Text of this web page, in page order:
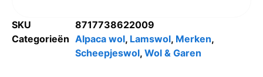
SKU
8717738622009
Categorieën Alpaca wol, Lamswol, Merken,
Scheepjeswol, Wol & Garen